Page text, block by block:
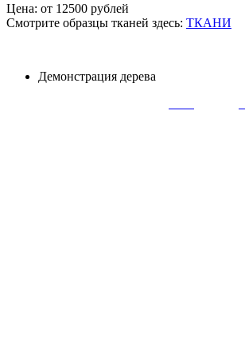
Цена: от 12500 рублей
Смотрите образцы тканей здесь: ТКАНИ
Демонстрация дерева